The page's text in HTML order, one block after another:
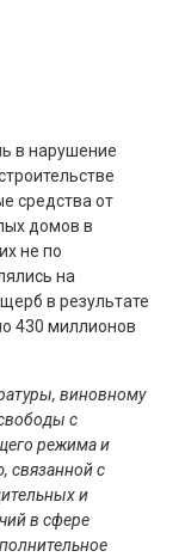
в нарушение
средства от
домов в
не по
на
в результате
430 миллионов
виновному
с
режима и
связанной с
и
в сфере